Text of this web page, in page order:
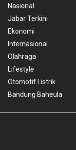
Nasional
Jabar Terkini
Ekonomi
Internasional
Olahraga
Lifestyle
Otomotif Listrik
Bandung Baheula